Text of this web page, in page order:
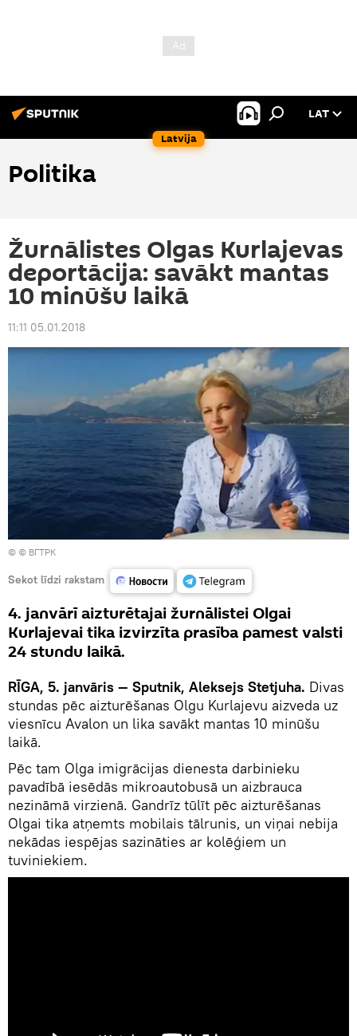
Latvija
LAT
Politika
Žurnālistes Olgas Kurlajevas
deportācija: savākt mantas
10 minūšu laikā
11:11 05.01.2018
© © ВГТРК
Sekot līdzi rakstam
4. janvārī aizturētajai žurnālistei Olgai
Kurlajevai tika izvirzīta prasība pamest valsti
24 stundu laikā.
RĪGA, 5. janvāris — Sputnik, Aleksejs Stetjuha. Divas
stundas pēc aizturēšanas Olgu Kurlajevu aizveda uz
viesnīcu Avalon un lika savākt mantas 10 minūšu
laikā.
Pēc tam Olga imigrācijas dienesta darbinieku
pavadībā iesēdās mikroautobusā un aizbrauca
nezināmā virzienā. Gandrīz tūlīt pēc aizturēšanas
Olgai tika atņemts mobilais tālrunis, un viņai nebija
nekādas iespējas sazināties ar kolēģiem un
tuviniekiem.